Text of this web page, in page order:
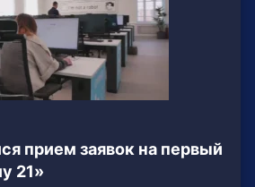
прием заявок на первый
21»